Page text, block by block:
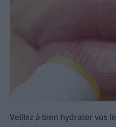
Veillez à bien hydrater vos